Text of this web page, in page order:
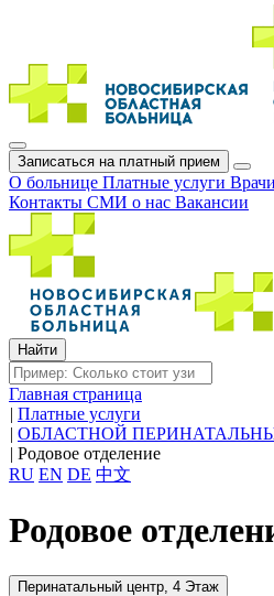
Записаться на платный прием
О больнице Платные услуги Врачи
Контакты СМИ о нас Вакансии
Главная страница
| Платные услуги
| ОБЛАСТНОЙ
| Родовое отделение
RU EN DE 中文
Родовое
Перинатальный центр, 4 Этаж